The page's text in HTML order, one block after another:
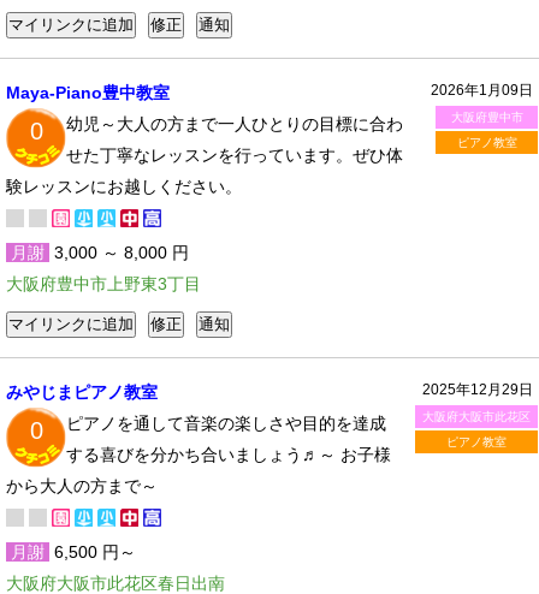
2026年1月09日
大阪府豊中市
ピアノ教室
Maya-Piano豊中教室
0
幼児～大人の方まで一人ひとりの目標に合わ
せた丁寧なレッスンを行っています。ぜひ体
験レッスンにお越しください。
月謝 3,000 ～ 8,000 円
大阪府豊中市上野東3丁目
2025年12月29日
大阪府大阪市此花区
ピアノ教室
みやじまピアノ教室
0
ピアノを通して音楽の楽しさや目的を達成
する喜びを分かち合いましょう♬～ お子様
から大人の方まで～
月謝 6,500 円～
大阪府大阪市此花区春日出南